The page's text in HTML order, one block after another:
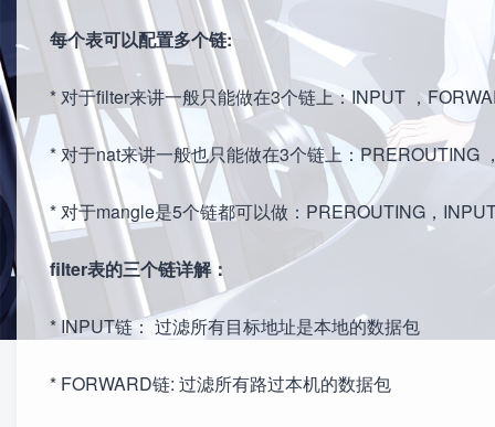
每个表可以配置多个链:
* 对于filter来讲一般只能做在3个链上：INPUT ，
* 对于nat来讲一般也只能做在3个链上：PREROUTING
* 对于mangle是5个链都可以做：PREROUTING，
filter表的三个链详解：
* INPUT链： 过滤所有目标地址是本地的数据包
* FORWARD链: 过滤所有路过本机的数据包